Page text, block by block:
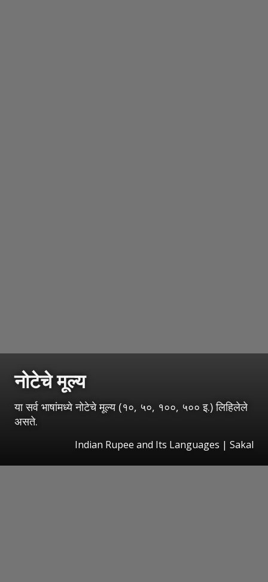
नोटेचे मूल्य
या सर्व भाषांमध्ये नोटेचे मूल्य (१०, ५०, १००, ५०० इ.) लिहिलेले
असते.
Indian Rupee and Its Languages | Sakal